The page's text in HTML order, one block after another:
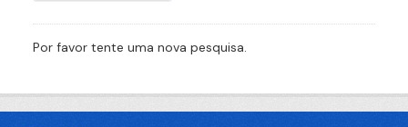
Por favor tente uma nova pesquisa.